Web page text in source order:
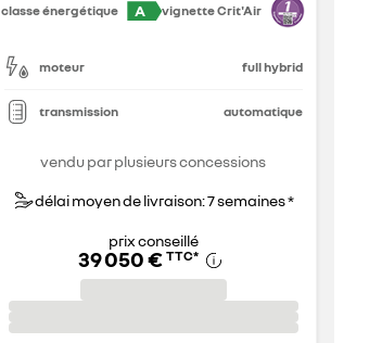
classe énergétique
A vignette Crit'Air
moteur full hybrid
transmission automatique
vendu par plusieurs concessions
délai moyen de livraison: 7 semaines *
prix conseillé
39 050 € TTC*